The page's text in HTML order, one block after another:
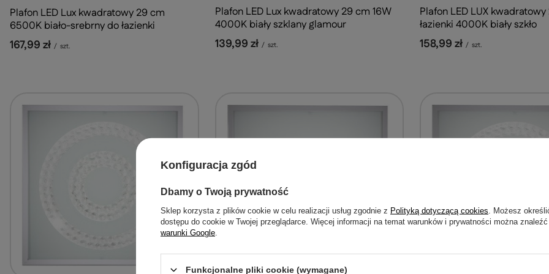
Plafon LED Lux kwadratowy 29 cm
6500K biało-srebrny do łazienki
167,99 zł / szt.
Plafon LED Lux kwadratowy 29 cm 16W
4000K biały szklany glamour
139,99 zł / szt.
Plafon LED LUX
łazienki 4000K biały szkło
158,99 zł / szt.
Konfiguracja zgód
Dbamy o Twoją prywatność
Sklep korzysta z plików cookie w celu realizacji usług zgodnie z Polityką dotyczącą cookies . Możesz
dostępu do cookie w Twojej przeglądarce. Więcej informacji na temat warunków i prywatności można
warunki Google
Funkcjonalne pliki cookie (wymagane)